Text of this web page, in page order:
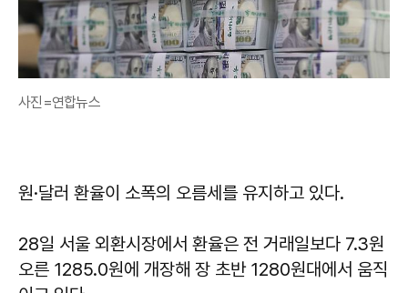
사진=연합뉴스
원·달러 환율이 소폭의 오름세를 유지하고 있다.
28일 서울 외환시장에서 환율은 전 거래일보다 7.3원
오른 1285.0원에 개장해 장 초반 1280원대에서 움직